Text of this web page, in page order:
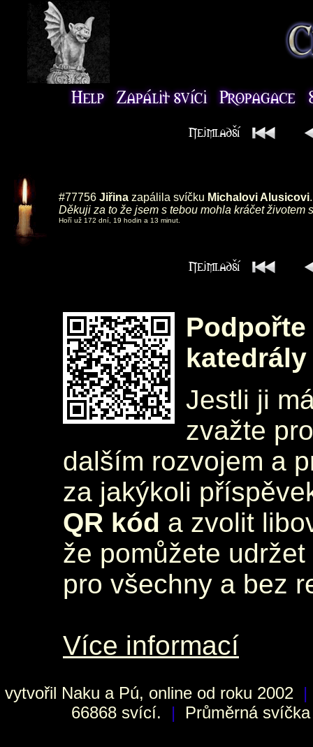
#77756 Jiřina zapálila svíčku Michalovi Alusicovi.
Děkuji za to že jsem s tebou mohla kráčet životem
Hoří už 172 dní, 19 hodin a 13 minut.
katedrály
Jestli ji
zvažte
dalším rozvojem a
za jakýkoli
QR kód a zvolit
že pomůžete
pro všechny a bez
Více informací
vytvořil Naku a Pú, online od roku 2002 |
66868 svící.
| Průměrná